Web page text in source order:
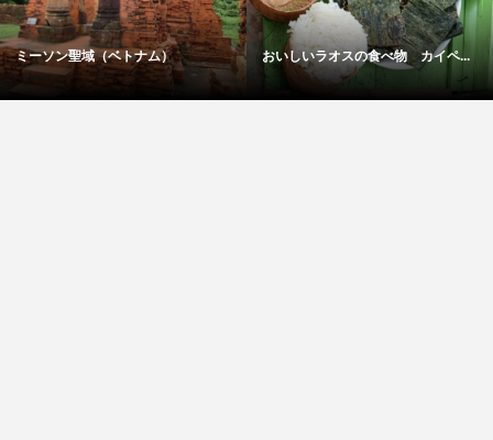
ミーソン聖域（ベトナム） おいしいラオスの食べ物 カイペ...